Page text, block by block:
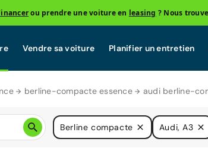
ou prendre une voiture en leasing ? Nous
Vendre sa voiture Planifier un entretien
berline-compacte essence audi berline-
Berline compacte Audi, A3